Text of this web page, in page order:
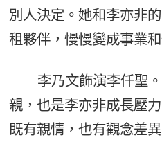
別人決定。她和李亦非
租夥伴，慢慢變成事業
李乃文飾演李仟聖
親，也是李亦非成長壓
既有親情，也有觀念差